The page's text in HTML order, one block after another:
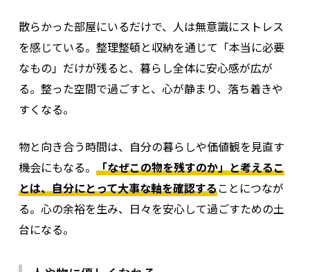
散らかった部屋にいるだけで、人は無意識にストレス
を感じている。整理整頓と収納を通じて「本当に必要
なもの」だけが残ると、暮らし全体に安心感が広が
る。整った空間で過ごすと、心が静まり、落ち着きや
すくなる。
物と向き合う時間は、自分の暮らしや価値観を見直す
機会にもなる。 「なぜこの物を残すのか」と考えるこ
とは、自分にとって大事な軸を確認することにつなが
る。心の余裕を生み、日々を安心して過ごすための土
台になる。